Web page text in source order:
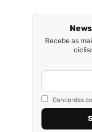
Recebe as
Concordas